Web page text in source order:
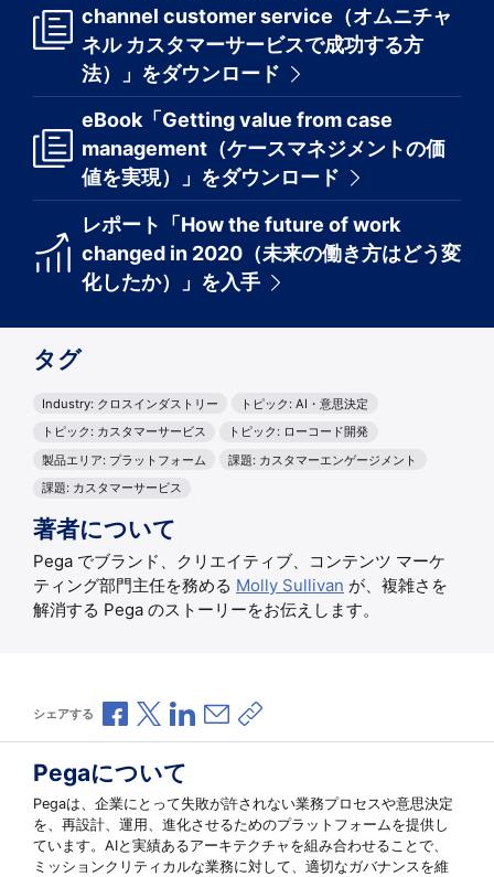
channel customer service（オムニチャ
ネル カスタマーサービスで成功する方
法）」をダウンロード
eBook「Getting value from case
management（ケースマネジメントの価
値を実現）」をダウンロード
レポート「How the future of work
changed in 2020（未来の働き方はどう変
化したか）」を入手
タグ
Industry: クロスインダストリー
トピック: AI・意思決定
トピック: カスタマーサービス
トピック: ローコード開発
製品エリア: プラットフォーム
課題: カスタマーエンゲージメント
課題: カスタマーサービス
著者について
Pega でブランド、クリエイティブ、コンテンツ マーケ
ティング部門主任を務める Molly Sullivan が、複雑さを
解消する Pega のストーリーをお伝えします。
シェアする Facebookで共有
Xで共有LinkedInで共有
メールで共有
共有リンクをコピー
Pegaについて
Pegaは、企業にとって失敗が許されない業務プロセスや意思決定
を、再設計、運用、進化させるためのプラットフォームを提供し
ています。AIと実績あるアーキテクチャを組み合わせることで、
ミッションクリティカルな業務に対して、適切なガバナンスを維